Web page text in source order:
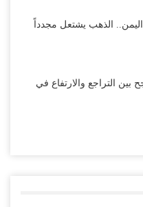
الذهب يشتعل مجدداً
بين التراجع والارتفاع في